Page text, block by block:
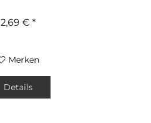
2,69 € *
Merken
Details